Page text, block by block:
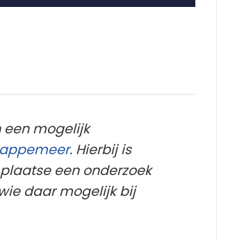
een mogelijk
. Hierbij is
een onderzoek
daar mogelijk bij